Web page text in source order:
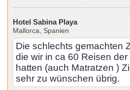
Hotel Sabina Playa
Mallorca, Spanien
Die schlechts gemachten
die wir in ca 60 Reisen
hatten (auch Matratzen )
sehr zu wünschen übrig.